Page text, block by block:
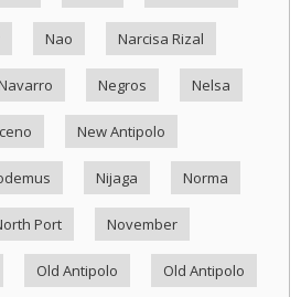
Nao Narcisa Rizal
Negros Nelsa
New Antipolo
Nijaga Norma
Port November
Old Antipolo Old Antipolo